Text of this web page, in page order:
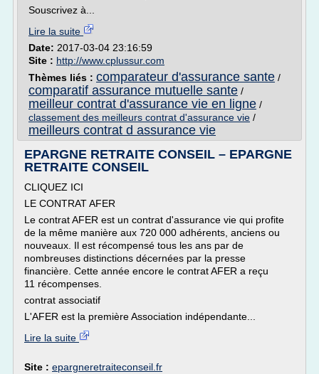
Souscrivez à...
Lire la suite
Date: 2017-03-04 23:16:59
Site : http://www.cplussur.com
Thèmes liés : comparateur d'assurance sante /
comparatif assurance mutuelle sante /
meilleur contrat d'assurance vie en ligne /
classement des meilleurs contrat d'assurance vie /
meilleurs contrat d assurance vie
EPARGNE RETRAITE CONSEIL – EPARGNE
RETRAITE CONSEIL
CLIQUEZ ICI
LE CONTRAT AFER
Le contrat AFER est un contrat d'assurance vie qui profite
de la même manière aux 720 000 adhérents, anciens ou
nouveaux. Il est récompensé tous les ans par de
nombreuses distinctions décernées par la presse
financière. Cette année encore le contrat AFER a reçu
11 récompenses.
contrat associatif
L'AFER est la première Association indépendante...
Lire la suite
Site : epargneretraiteconseil.fr